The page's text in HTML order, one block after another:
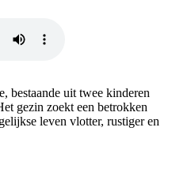
bestaande uit twee kinderen
gezin zoekt een betrokken
leven vlotter, rustiger en